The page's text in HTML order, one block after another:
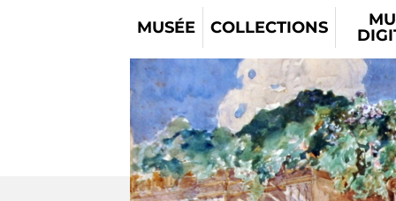
MUSÉE COLLECTIONS